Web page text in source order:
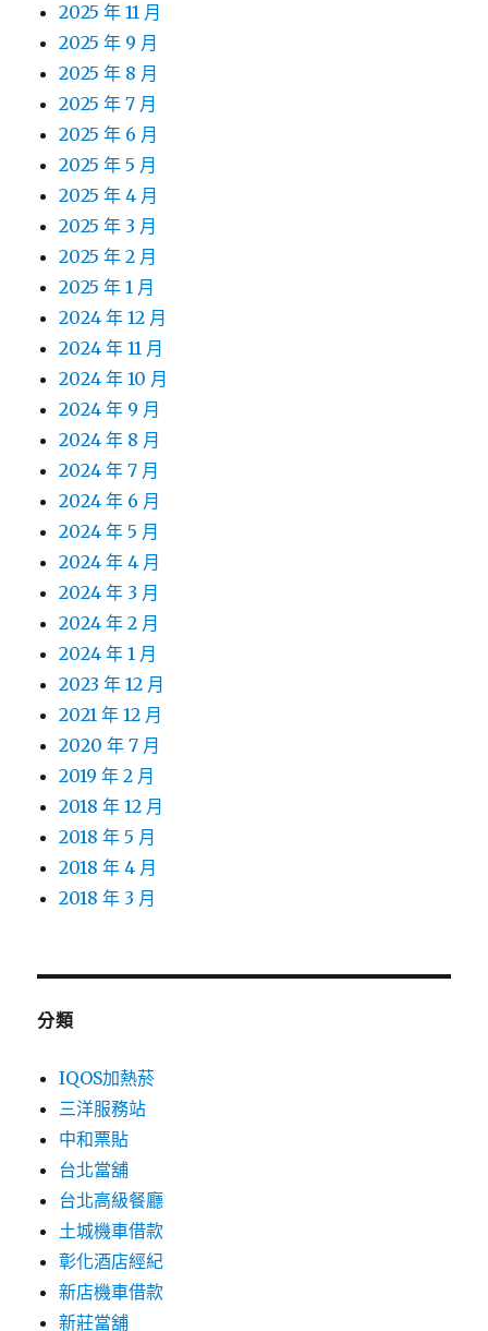
2025 年 11 月
2025 年 9 月
2025 年 8 月
2025 年 7 月
2025 年 6 月
2025 年 5 月
2025 年 4 月
2025 年 3 月
2025 年 2 月
2025 年 1 月
2024 年 12 月
2024 年 11 月
2024 年 10 月
2024 年 9 月
2024 年 8 月
2024 年 7 月
2024 年 6 月
2024 年 5 月
2024 年 4 月
2024 年 3 月
2024 年 2 月
2024 年 1 月
2023 年 12 月
2021 年 12 月
2020 年 7 月
2019 年 2 月
2018 年 12 月
2018 年 5 月
2018 年 4 月
2018 年 3 月
分類
IQOS加熱菸
三洋服務站
中和票貼
台北當舖
台北高級餐廳
土城機車借款
彰化酒店經紀
新店機車借款
新莊當舖